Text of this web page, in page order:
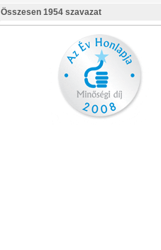
Összesen 1954 szavazat